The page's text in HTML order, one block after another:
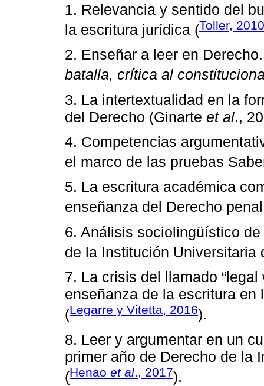
1. Relevancia y sentido del
la escritura jurídica (Toller, 2010
2. Enseñar a leer en
batalla, crítica al
3. La intertextualidad en la
del Derecho (Ginarte et al.,
4. Competencias
el marco de las pruebas
5. La escritura académica
enseñanza del Derecho
6. Análisis sociolingüístico
de la Institución Universitaria
7. La crisis del llamado
enseñanza de la escritura
(Legarre y Vitetta, 2016).
8. Leer y argumentar en un
primer año de Derecho de la
(Henao et al., 2017).